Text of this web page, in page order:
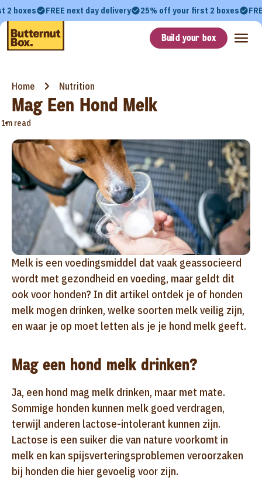
2 boxes FREE next day delivery 25% off your first 2 boxes
Build your box
Home Nutrition
Mag Een Hond Melk
•
1m read
Melk is een voedingsmiddel dat vaak geassocieerd
wordt met gezondheid en voeding, maar geldt dit
ook voor honden? In dit artikel ontdek je of honden
melk mogen drinken, welke soorten melk veilig zijn,
en waar je op moet letten als je je hond melk geeft.
Mag een hond melk drinken?
Ja, een hond mag melk drinken, maar met mate.
Sommige honden kunnen melk goed verdragen,
terwijl anderen lactose-intolerant kunnen zijn.
Lactose is een suiker die van nature voorkomt in
melk en kan spijsverteringsproblemen veroorzaken
bij honden die hier gevoelig voor zijn.